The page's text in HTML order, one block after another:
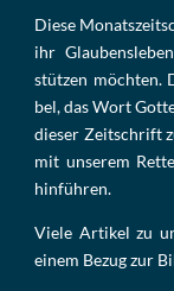
Die­se
ihr
stüt­zen möch­ten.
bel, das Wort
die­ser Zeit­schrift
mit un­se­rem
hin­füh­ren.
Viele Artikel zu
einem Bezug zur